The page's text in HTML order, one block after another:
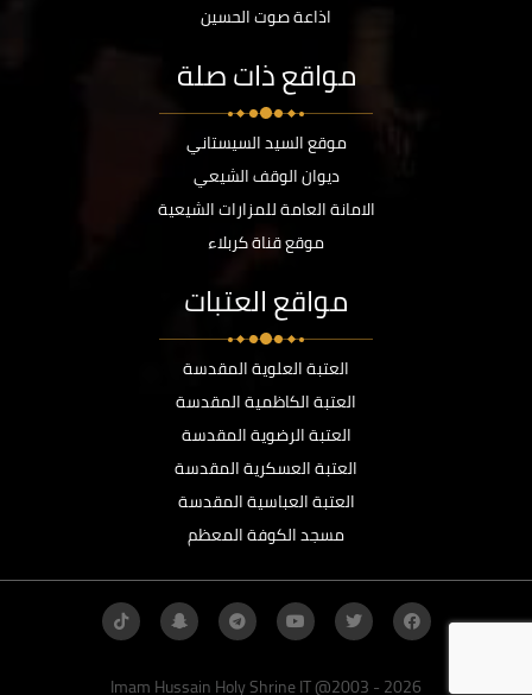
اذاعة صوت الحسين
مواقع ذات صلة
موقع السيد السيستاني
ديوان الوقف الشيعي
الامانة العامة للمزارات الشيعية
موقع قناة كربلاء
مواقع العتبات
العتبة العلوية المقدسة
العتبة الكاظمية المقدسة
العتبة الرضوية المقدسة
العتبة العسكرية المقدسة
العتبة العباسية المقدسة
مسجد الكوفة المعظم
Imam Hussain Holy Shrine IT @2003 - 2026